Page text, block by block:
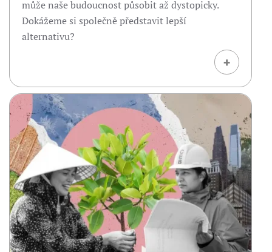
může naše budoucnost působit až dystopicky.
Dokážeme si společně představit lepší
alternativu?
+